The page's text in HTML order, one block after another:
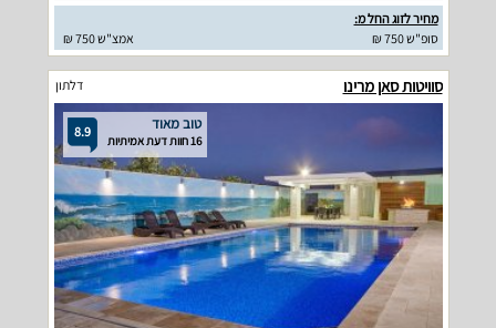
מחיר לזוג החל מ:
סופ"ש 750 ₪
אמצ"ש 750 ₪
סוויטות סאן מרינו דלתון
8.9 טוב מאוד
16 חוות דעת אמיתיות